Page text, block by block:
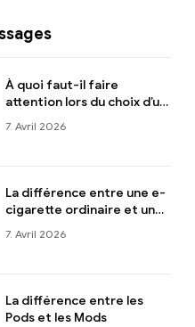
À quoi faut-il faire
attention lors du choix d’un
support de batterie pour
7. Avril 2026
La différence entre une e-
cigarette ordinaire et une
e-cigarette jetable
7. Avril 2026
La différence entre les
Pods et les Mods